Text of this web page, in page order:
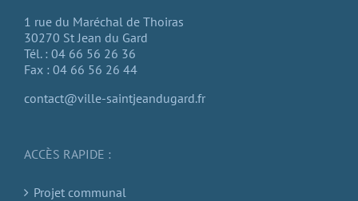
1 rue du Maréchal de Thoiras
30270 St Jean du Gard
Tél. : 04 66 56 26 36
Fax : 04 66 56 26 44
contact@ville-saintjeandugard.fr
ACCÈS RAPIDE :
Projet communal